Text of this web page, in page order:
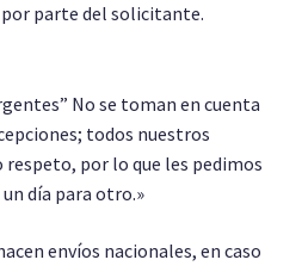
parte del solicitante.
No se toman en cuenta
todos nuestros
por lo que les pedimos
día para otro.»
envíos nacionales, en caso